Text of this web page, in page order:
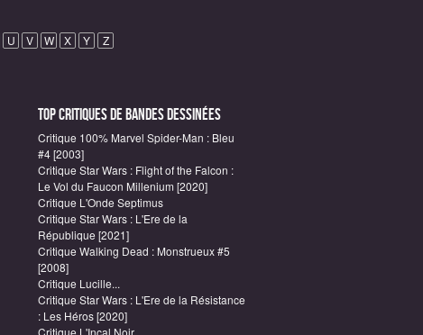
U V W X Y Z
Top critiques de Bandes Dessinées
Critique 100% Marvel Spider-Man : Bleu
#4 [2003]
Critique Star Wars : Flight of the Falcon :
Le Vol du Faucon Millenium [2020]
Critique L'Onde Septimus
Critique Star Wars : L'Ere de la
République [2021]
Critique Walking Dead : Monstrueux #5
[2008]
Critique Lucille...
Critique Star Wars : L'Ere de la Résistance
: Les Héros [2020]
Critique L'Incal Noir